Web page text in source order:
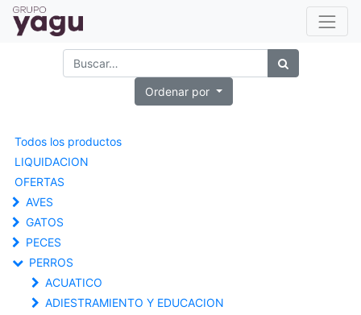
Ordenar por
Todos los productos
LIQUIDACION
OFERTAS
AVES
GATOS
PECES
PERROS
ACUATICO
ADIESTRAMIENTO Y EDUCACION